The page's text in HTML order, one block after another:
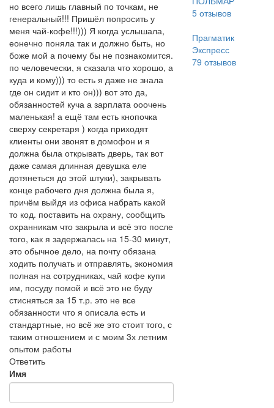
но всего лишь главный по точкам, не
генеральный!!! Пришёл попросить у
меня чай-кофе!!!))) Я когда услышала,
еонечно поняла так и должно быть, но
боже мой а почему бы не познакомится.
по человечески, я сказала что хорошо, а
куда и кому))) то есть я даже не знала
где он сидит и кто он))) вот это да,
обязанностей куча а зарплата ооочень
маленькая! а ещё там есть кнопочка
сверху секретаря ) когда приходят
клиенты они звонят в домофон и я
должна была открывать дверь, так вот
даже самая длинная девушка еле
дотянеться до этой штуки), закрывать
конце рабочего дня должна была я,
причём выйдя из офиса набрать какой
то код. поставить на охрану, сообщить
охранникам что закрыла и всё это после
того, как я задержалась на 15-30 минут,
это обычное дело, на почту обязана
ходить получать и отправлять, экономия
полная на сотрудниках, чай кофе купи
им, посуду помой и всё это не буду
стисняться за 15 т.р. это не все
обязанности что я описала есть и
стандартные, но всё же это стоит того, с
таким отношением и с моим 3х летним
опытом работы
Ответить
Имя
5отзывов
Прагматик
Экспресс
79 отзывов